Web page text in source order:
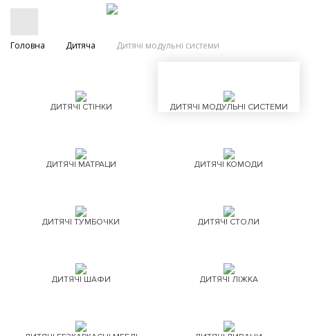
Головна Дитяча Дитячі модульні системи
ДИТЯЧІ СТІНКИ ДИТЯЧІ МОДУЛЬНІ СИСТЕМИ
ДИТЯЧІ МАТРАЦИ ДИТЯЧІ КОМОДИ
ДИТЯЧІ ТУМБОЧКИ ДИТЯЧІ СТОЛИ
ДИТЯЧІ ШАФИ ДИТЯЧІ ЛІЖКА